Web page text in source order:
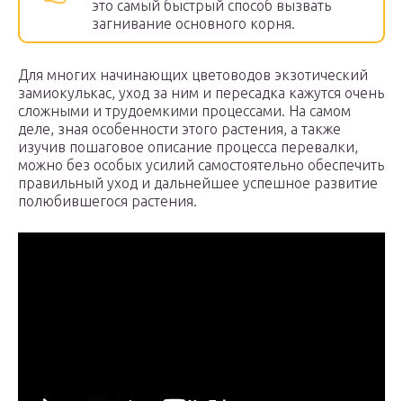
это самый быстрый способ вызвать
загнивание основного корня.
Для многих начинающих цветоводов экзотический
замиокулькас, уход за ним и пересадка кажутся очень
сложными и трудоемкими процессами. На самом
деле, зная особенности этого растения, а также
изучив пошаговое описание процесса перевалки,
можно без особых усилий самостоятельно обеспечить
правильный уход и дальнейшее успешное развитие
полюбившегося растения.